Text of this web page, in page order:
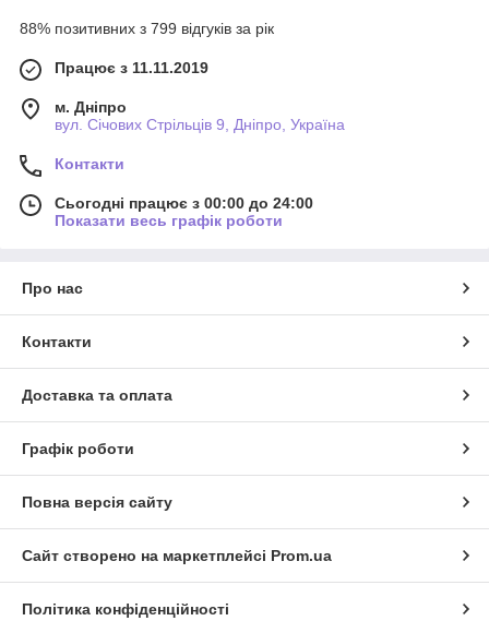
88% позитивних з 799 відгуків за рік
Працює з 11.11.2019
м. Дніпро
вул. Січових Стрільців 9, Дніпро, Україна
Контакти
Сьогодні працює з 00:00 до 24:00
Показати весь графік роботи
Про нас
Контакти
Доставка та оплата
Графік роботи
Повна версія сайту
Сайт створено на маркетплейсі Prom.ua
Політика конфіденційності